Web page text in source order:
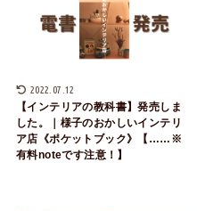
2022.07.12
【インテリアの教科書】発売しま
した。｜様子のおかしいインテリ
ア店《ポケットブック》【……※
有料noteです注意！】